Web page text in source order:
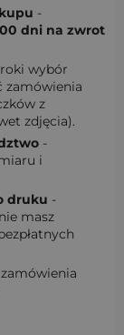
-
dni na zwrot
wybór
zamówienia
z
zdjęcia).
-
i
druku -
masz